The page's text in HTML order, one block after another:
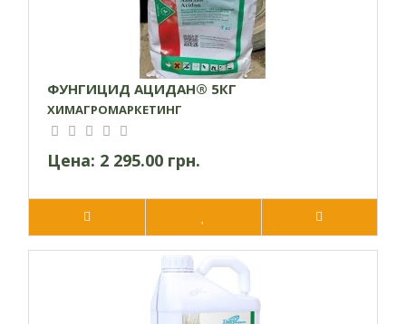
ФУНГИЦИД АЦИДАН® 5КГ
ХИМАГРОМАРКЕТИНГ
Цена: 2 295.00 грн.